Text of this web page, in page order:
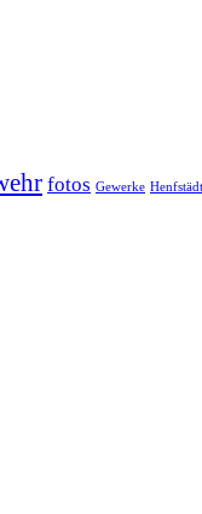
fotos Gewerke Henfstädt